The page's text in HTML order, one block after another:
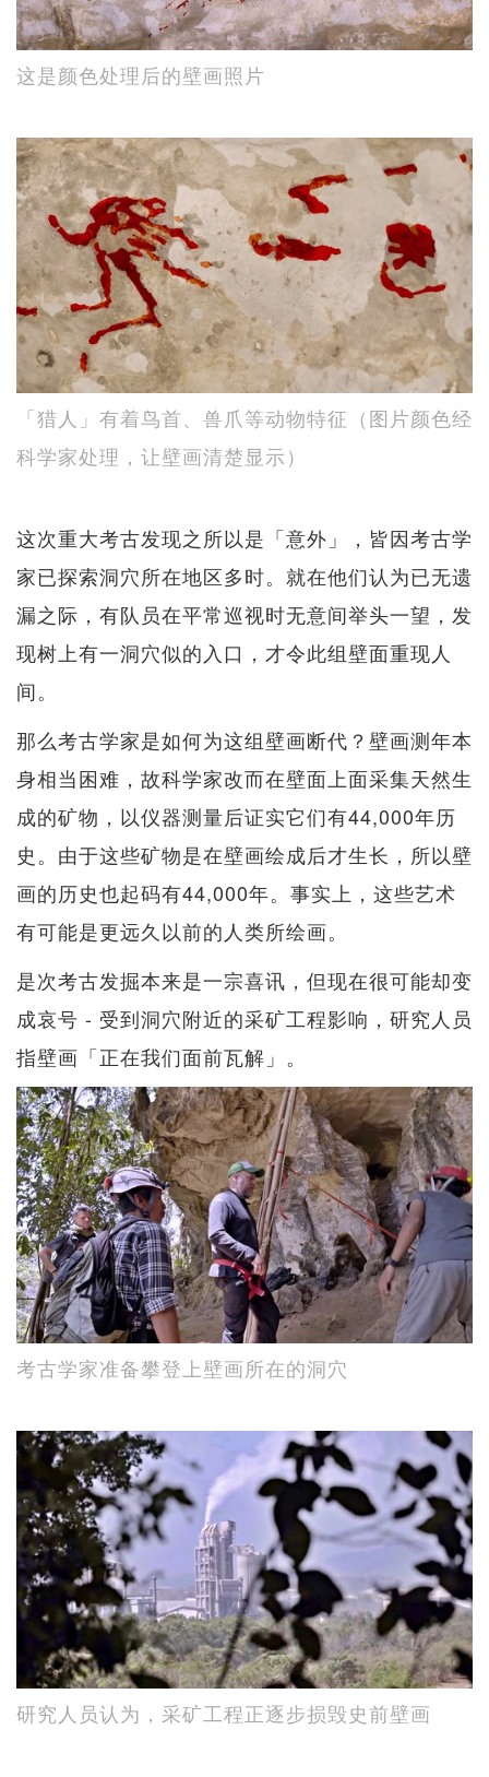
这是颜色处理后的壁画照片
「猎人」有着鸟首、兽爪等动物特征（图片颜色经
科学家处理，让壁画清楚显示）
这次重大考古发现之所以是「意外」，皆因考古学
家已探索洞穴所在地区多时。就在他们认为已无遗
漏之际，有队员在平常巡视时无意间举头一望，发
现树上有一洞穴似的入口，才令此组壁面重现人
间。
那么考古学家是如何为这组壁画断代？壁画测年本
身相当困难，故科学家改而在壁面上面采集天然生
成的矿物，以仪器测量后证实它们有44,000年历
史。由于这些矿物是在壁画绘成后才生长，所以壁
画的历史也起码有44,000年。事实上，这些艺术
有可能是更远久以前的人类所绘画。
是次考古发掘本来是一宗喜讯，但现在很可能却变
成哀号 - 受到洞穴附近的采矿工程影响，研究人员
指壁画「正在我们面前瓦解」。
考古学家准备攀登上壁画所在的洞穴
研究人员认为，采矿工程正逐步损毁史前壁画